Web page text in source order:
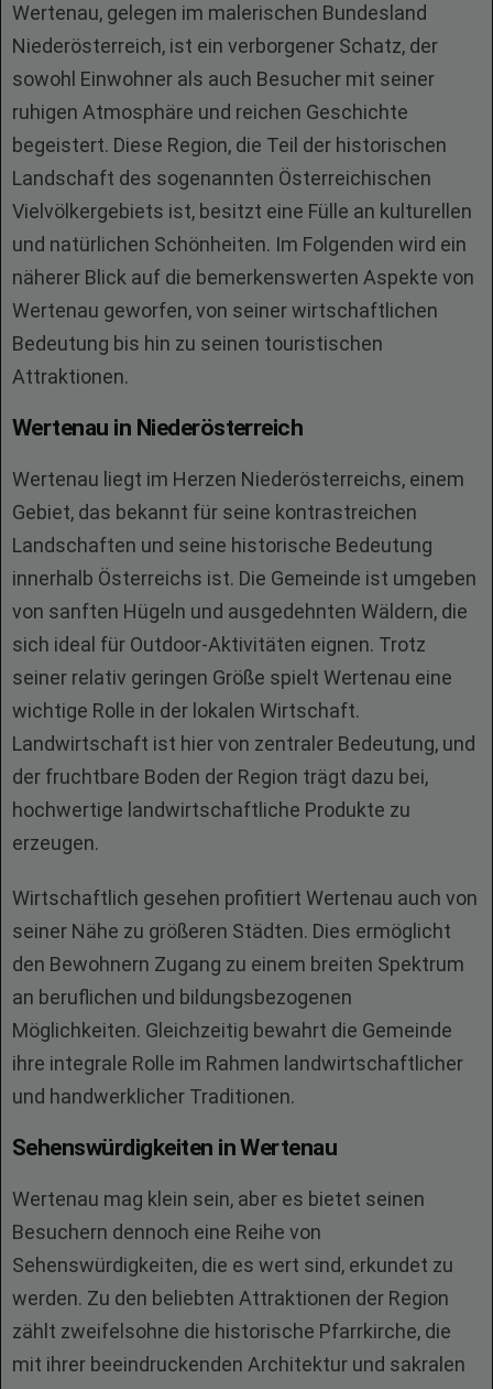
Wertenau, gelegen im malerischen Bundesland
Niederösterreich, ist ein verborgener Schatz, der
sowohl Einwohner als auch Besucher mit seiner
ruhigen Atmosphäre und reichen Geschichte
begeistert. Diese Region, die Teil der historischen
Landschaft des sogenannten Österreichischen
Vielvölkergebiets ist, besitzt eine Fülle an kulturellen
und natürlichen Schönheiten. Im Folgenden wird ein
näherer Blick auf die bemerkenswerten Aspekte von
Wertenau geworfen, von seiner wirtschaftlichen
Bedeutung bis hin zu seinen touristischen
Attraktionen.
Wertenau in Niederösterreich
Wertenau liegt im Herzen Niederösterreichs, einem
Gebiet, das bekannt für seine kontrastreichen
Landschaften und seine historische Bedeutung
innerhalb Österreichs ist. Die Gemeinde ist umgeben
von sanften Hügeln und ausgedehnten Wäldern, die
sich ideal für Outdoor-Aktivitäten eignen. Trotz
seiner relativ geringen Größe spielt Wertenau eine
wichtige Rolle in der lokalen Wirtschaft.
Landwirtschaft ist hier von zentraler Bedeutung, und
der fruchtbare Boden der Region trägt dazu bei,
hochwertige landwirtschaftliche Produkte zu
erzeugen.
Wirtschaftlich gesehen profitiert Wertenau auch von
seiner Nähe zu größeren Städten. Dies ermöglicht
den Bewohnern Zugang zu einem breiten Spektrum
an beruflichen und bildungsbezogenen
Möglichkeiten. Gleichzeitig bewahrt die Gemeinde
ihre integrale Rolle im Rahmen landwirtschaftlicher
und handwerklicher Traditionen.
Sehenswürdigkeiten in Wertenau
Wertenau mag klein sein, aber es bietet seinen
Besuchern dennoch eine Reihe von
Sehenswürdigkeiten, die es wert sind, erkundet zu
werden. Zu den beliebten Attraktionen der Region
zählt zweifelsohne die historische Pfarrkirche, die
mit ihrer beeindruckenden Architektur und sakralen